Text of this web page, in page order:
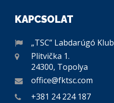
KAPCSOLAT
„TSC” Labdarúgó Klub
Plitvička 1.
24300, Topolya
office@fktsc.com
+381 24 224 187